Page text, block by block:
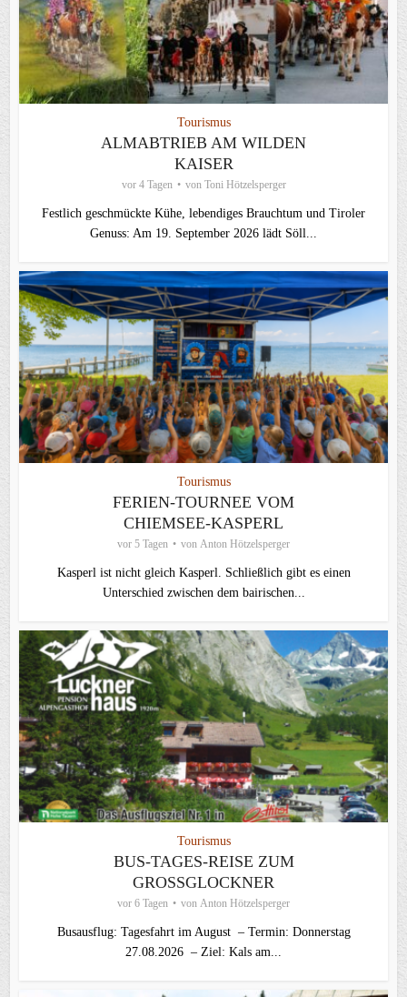
Tourismus
ALMABTRIEB AM WILDEN
KAISER
vor 4 Tagen von Toni Hötzelsperger
Festlich geschmückte Kühe, lebendiges Brauchtum und Tiroler
Genuss: Am 19. September 2026 lädt Söll...
Tourismus
FERIEN-TOURNEE VOM
CHIEMSEE-KASPERL
vor 5 Tagen von Anton Hötzelsperger
Kasperl ist nicht gleich Kasperl. Schließlich gibt es einen
Unterschied zwischen dem bairischen...
Tourismus
BUS-TAGES-REISE ZUM
GROSSGLOCKNER
vor 6 Tagen von Anton Hötzelsperger
Busausflug: Tagesfahrt im August – Termin: Donnerstag
27.08.2026 – Ziel: Kals am...